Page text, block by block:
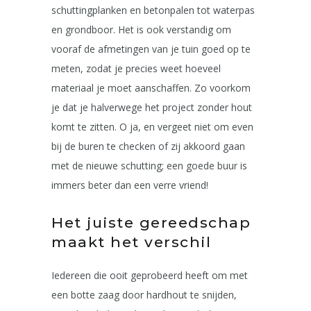
schuttingplanken en betonpalen tot waterpas
en grondboor. Het is ook verstandig om
vooraf de afmetingen van je tuin goed op te
meten, zodat je precies weet hoeveel
materiaal je moet aanschaffen. Zo voorkom
je dat je halverwege het project zonder hout
komt te zitten. O ja, en vergeet niet om even
bij de buren te checken of zij akkoord gaan
met de nieuwe schutting; een goede buur is
immers beter dan een verre vriend!
Het juiste gereedschap
maakt het verschil
Iedereen die ooit geprobeerd heeft om met
een botte zaag door hardhout te snijden,